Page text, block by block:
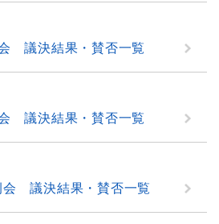
議決結果・賛否一覧
議決結果・賛否一覧
会 議決結果・賛否一覧